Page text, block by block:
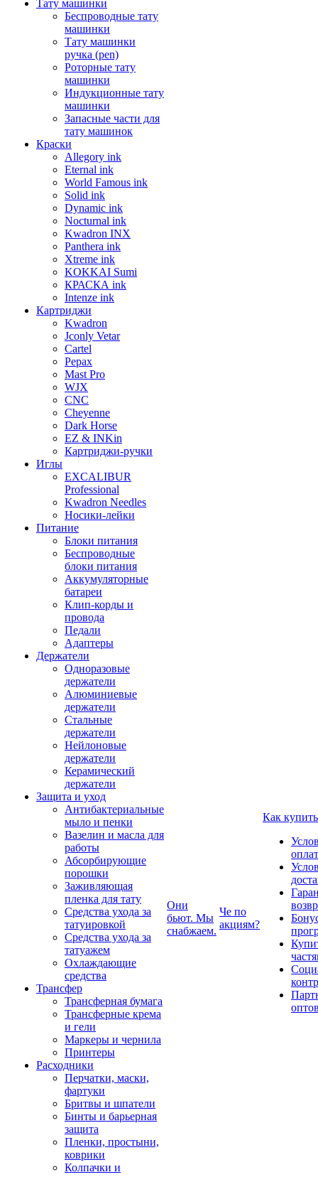
Тату машинки
Беспроводные тату
машинки
Тату машинки
ручка (pen)
Роторные тату
машинки
Индукционные тату
машинки
Запасные части для
тату машинок
Краски
Allegory ink
Eternal ink
World Famous ink
Solid ink
Dynamic ink
Nocturnal ink
Kwadron INX
Panthera ink
Xtreme ink
KOKKAI Sumi
КРАСКА ink
Intenze ink
Картриджи
Kwadron
Jconly Vetar
Cartel
Pepax
Mast Pro
WJX
CNC
Cheyenne
Dark Horse
EZ & INKin
Картриджи-ручки
Иглы
EXCALIBUR
Professional
Kwadron Needles
Носики-лейки
Питание
Блоки питания
Беспроводные
блоки питания
Аккумуляторные
батареи
Клип-корды и
провода
Педали
Адаптеры
Держатели
Одноразовые
держатели
Алюминиевые
держатели
Стальные
держатели
Нейлоновые
держатели
Керамический
держатели
Защита и уход
Антибактериальные
мыло и пенки
Вазелин и масла для
работы
Абсорбирующие
порошки
Заживляющая
пленка для тату
Средства ухода за
татуировкой
Средства ухода за
татуажем
Охлаждающие
средства
Трансфер
Трансферная бумага
Трансферные крема
и гели
Маркеры и чернила
Принтеры
Расходники
Перчатки, маски,
фартуки
Бритвы и шпатели
Бинты и барьерная
защита
Пленки, простыни,
коврики
Колпачки и
Они
бьют. Мы
снабжаем.
Че по
акциям?
Как купить